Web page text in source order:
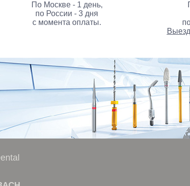
По Москве - 1 день,
по России - 3 дня
с момента оплаты.